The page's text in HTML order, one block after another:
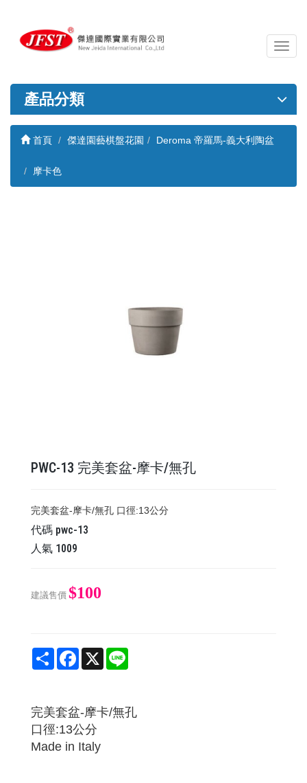
導
覽
關
產品分類
首頁 傑達園藝棋盤花園 Deroma 帝羅馬-義大利陶盆
摩卡色
PWC-13 ​​​​​​​完美套盆-摩卡/無孔
​​​​​​​完美套盆-摩卡/無孔 口徑:13公分
代碼 pwc-13
人氣 1009
建議售價 $100
Share Facebook
X
完美套盆-摩卡/無孔
口徑:13公分
Made in Italy